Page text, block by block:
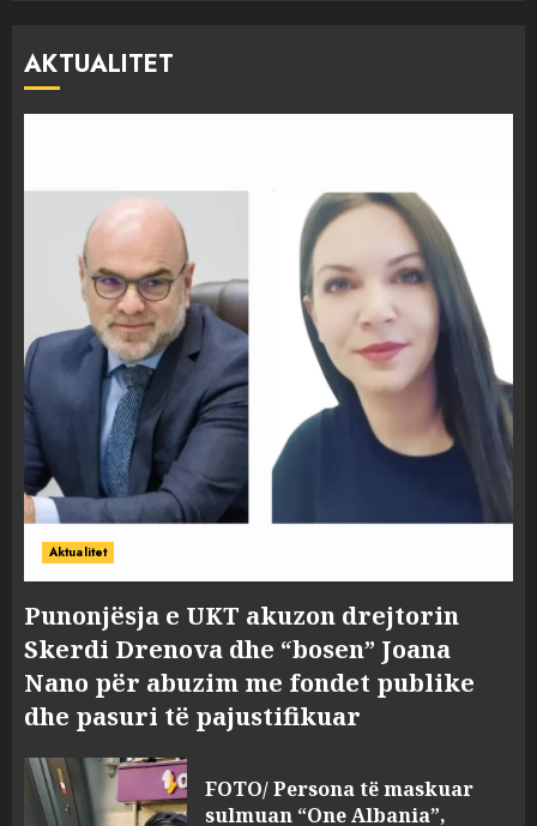
AKTUALITET
Aktualitet
Punonjësja e UKT akuzon drejtorin
Skerdi Drenova dhe “bosen” Joana
Nano për abuzim me fondet publike
dhe pasuri të pajustifikuar
FOTO/ Persona të maskuar
sulmuan “One Albania”,